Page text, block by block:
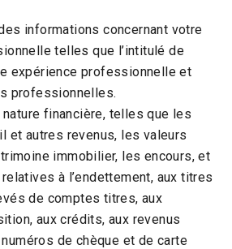
informations concernant votre
telles que l’intitulé de
expérience professionnelle et
professionnelles.
financière, telles que les
et autres revenus, les valeurs
immobilier, les encours, et
à l’endettement, aux titres
de comptes titres, aux
aux crédits, aux revenus
de chèque et de carte